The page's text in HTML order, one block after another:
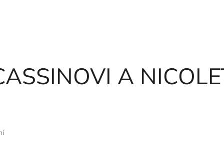
A